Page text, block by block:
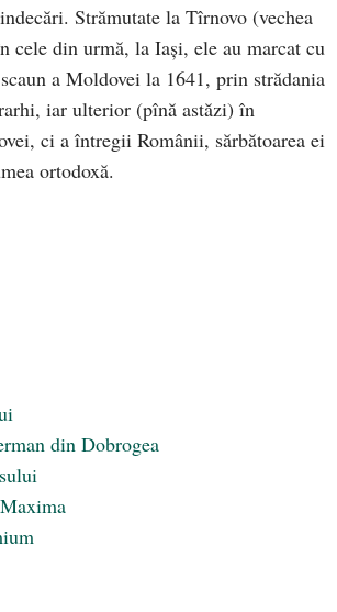
Strămutate la Tîrnovo (vechea
din urmă, la Iași, ele au marcat cu
a Moldovei la 1641, prin strădania
iar ulterior (pînă astăzi) în
ci a întregii Românii, sărbătoarea ei
ortodoxă.
din Dobrogea